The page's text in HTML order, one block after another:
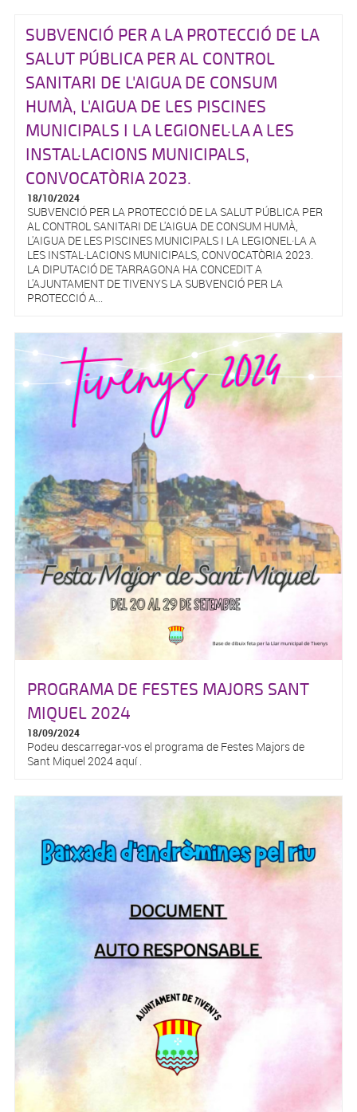
SUBVENCIÓ PER A LA PROTECCIÓ DE LA
SALUT PÚBLICA PER AL CONTROL
SANITARI DE L'AIGUA DE CONSUM
HUMÀ, L'AIGUA DE LES PISCINES
MUNICIPALS I LA LEGIONEL·LA A LES
INSTAL·LACIONS MUNICIPALS,
CONVOCATÒRIA 2023.
18/10/2024
SUBVENCIÓ PER LA PROTECCIÓ DE LA SALUT PÚBLICA PER
AL CONTROL SANITARI DE L'AIGUA DE CONSUM HUMÀ,
L'AIGUA DE LES PISCINES MUNICIPALS I LA LEGIONEL·LA A
LES INSTAL·LACIONS MUNICIPALS, CONVOCATÒRIA 2023.
LA DIPUTACIÓ DE TARRAGONA HA CONCEDIT A
L'AJUNTAMENT DE TIVENYS LA SUBVENCIÓ PER LA
PROTECCIÓ A...
PROGRAMA DE FESTES MAJORS SANT
MIQUEL 2024
18/09/2024
Podeu descarregar-vos el programa de Festes Majors de
Sant Miquel 2024 aquí .